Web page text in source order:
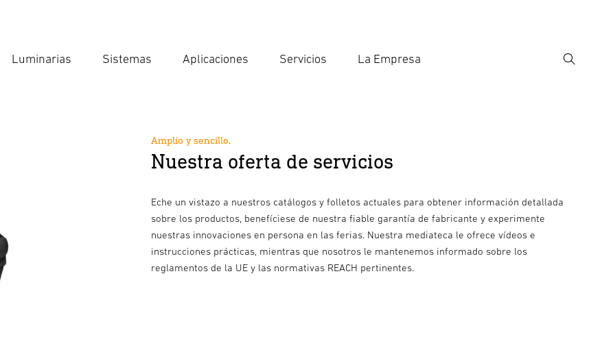
Luminarias Sistemas Aplicaciones Servicios La Empresa
Amplio y sencillo.
Nuestra oferta de servicios
Eche un vistazo a nuestros catálogos y folletos actuales para obtener información detallada
sobre los productos, benefíciese de nuestra fiable garantía de fabricante y experimente
nuestras innovaciones en persona en las ferias. Nuestra mediateca le ofrece vídeos e
instrucciones prácticas, mientras que nosotros le mantenemos informado sobre los
reglamentos de la UE y las normativas REACH pertinentes.